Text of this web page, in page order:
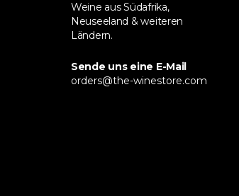
Weine aus Südafrika,
Neuseeland & weiteren
Ländern.
Sende uns eine E-Mail
orders@the-winestore.com